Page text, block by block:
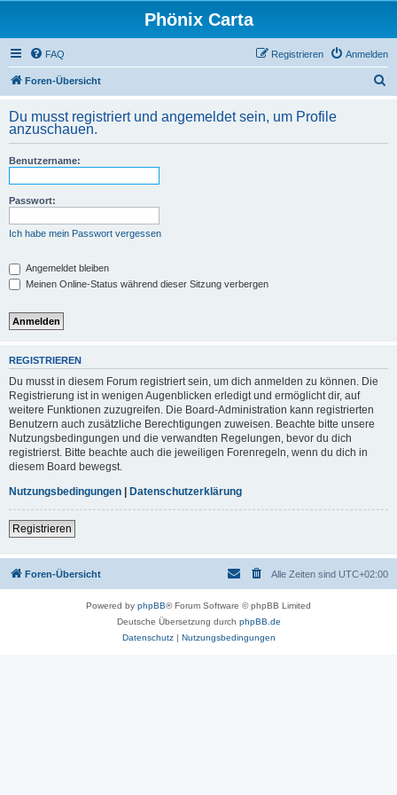
Phönix Carta
FAQ Anmelden
Registrieren
Foren-Übersicht
h
Du musst registriert und angemeldet sein, um Profile
anzuschauen.
Benutzername:
Passwort:
Ich habe mein Passwort vergessen
Angemeldet bleiben
Meinen Online-Status während dieser Sitzung verbergen
REGISTRIEREN
Du musst in diesem Forum registriert sein, um dich anmelden zu können. Die
Registrierung ist in wenigen Augenblicken erledigt und ermöglicht dir, auf
weitere Funktionen zuzugreifen. Die Board-Administration kann registrierten
Benutzern auch zusätzliche Berechtigungen zuweisen. Beachte bitte unsere
Nutzungsbedingungen und die verwandten Regelungen, bevor du dich
registrierst. Bitte beachte auch die jeweiligen Forenregeln, wenn du dich in
diesem Board bewegst.
Nutzungsbedingungen | Datenschutzerklärung
Registrieren
Foren-Übersicht Alle Zeiten sind UTC+02:00
Powered by phpBB® Forum Software © phpBB Limited
Deutsche Übersetzung durch phpBB.de
Datenschutz| Nutzungsbedingungen